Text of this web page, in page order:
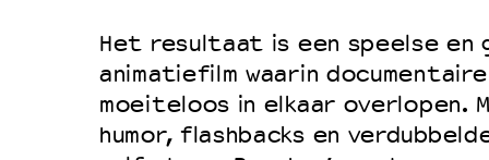
Het resultaat is een speelse en
animatiefilm waarin
moeiteloos in elkaar overlopen.
humor, flashbacks en